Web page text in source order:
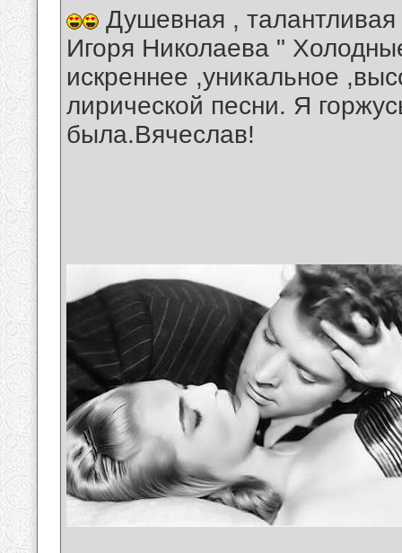
Душевная , талантливая
Игоря Николаева "
искреннее ,уникальное
лирической песни. Я
была.Вячеслав!